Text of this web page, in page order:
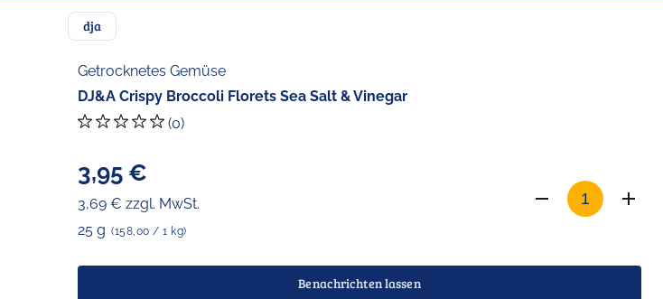
dja
Getrocknetes Gemüse
DJ&A Crispy Broccoli Florets Sea Salt & Vinegar
(0)
3,95 €
3,69 € zzgl. MwSt.
25 g (158,00 / 1 kg)
Benachrichten lassen